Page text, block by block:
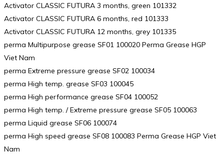
Activator CLASSIC FUTURA 3 months, green 101332
Activator CLASSIC FUTURA 6 months, red 101333
Activator CLASSIC FUTURA 12 months, grey 101335
perma Multipurpose grease SF01 100020 Perma Grease HGP
Viet Nam
perma Extreme pressure grease SF02 100034
perma High temp. grease SF03 100045
perma High performance grease SF04 100052
perma High temp. / Extreme pressure grease SF05 100063
perma Liquid grease SF06 100074
perma High speed grease SF08 100083 Perma Grease HGP Viet
Nam